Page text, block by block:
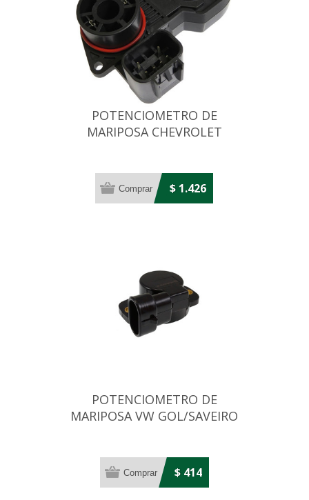
POTENCIOMETRO DE
MARIPOSA CHEVROLET
$ 1.426
POTENCIOMETRO DE
MARIPOSA VW GOL/SAVEIRO
$ 414